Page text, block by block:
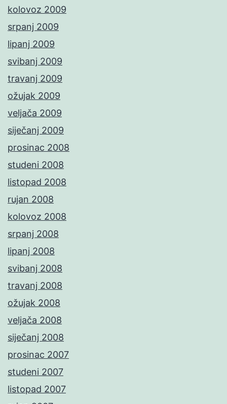
kolovoz 2009
srpanj 2009
lipanj 2009
svibanj 2009
travanj 2009
ožujak 2009
veljača 2009
siječanj 2009
prosinac 2008
studeni 2008
listopad 2008
rujan 2008
kolovoz 2008
srpanj 2008
lipanj 2008
svibanj 2008
travanj 2008
ožujak 2008
veljača 2008
siječanj 2008
prosinac 2007
studeni 2007
listopad 2007